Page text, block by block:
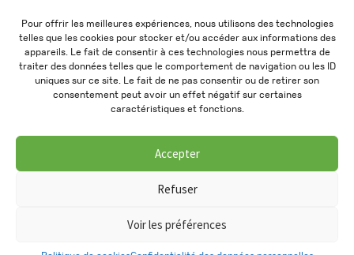
Pour offrir les meilleures expériences, nous utilisons des technologies
telles que les cookies pour stocker et/ou accéder aux informations des
appareils. Le fait de consentir à ces technologies nous permettra de
traiter des données telles que le comportement de navigation ou les ID
uniques sur ce site. Le fait de ne pas consentir ou de retirer son
consentement peut avoir un effet négatif sur certaines
caractéristiques et fonctions.
Accepter
Refuser
Voir les préférences
Adresses
Mes informations personnelles
© 2026 APIE. Tous droits réservés.